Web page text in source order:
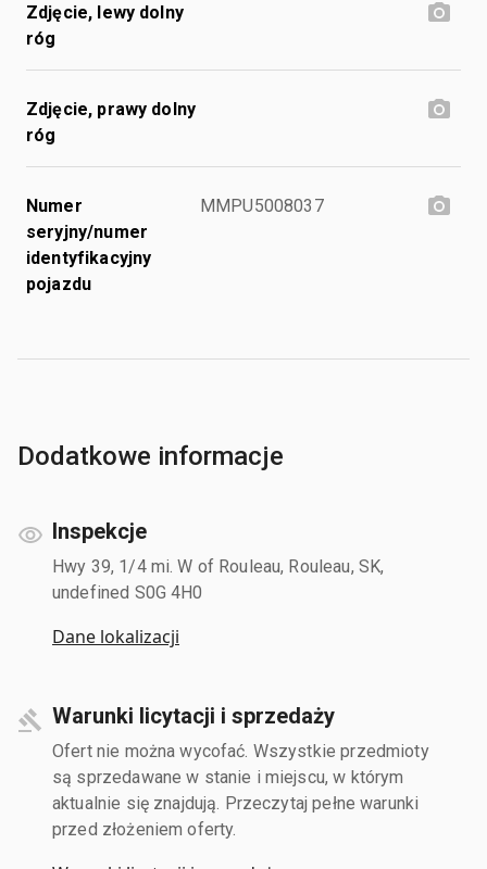
Zdjęcie, lewy dolny
róg
Zdjęcie, prawy dolny
róg
Numer
seryjny/numer
identyfikacyjny
pojazdu
MMPU5008037
Dodatkowe informacje
Inspekcje
Hwy 39, 1/4 mi. W of Rouleau, Rouleau, SK,
undefined S0G 4H0
Dane lokalizacji
Warunki licytacji i sprzedaży
Ofert nie można wycofać. Wszystkie przedmioty
są sprzedawane w stanie i miejscu, w którym
aktualnie się znajdują. Przeczytaj pełne warunki
przed złożeniem oferty.